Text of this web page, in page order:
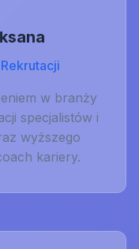
w branży
specjalistów i
wyższego
kariery.